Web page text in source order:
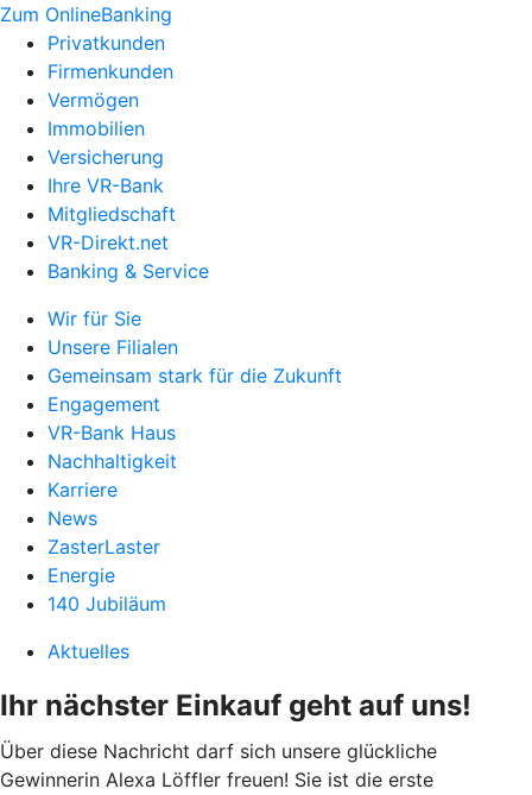
Zum OnlineBanking
Privatkunden
Firmenkunden
Vermögen
Immobilien
Versicherung
Ihre VR-Bank
Mitgliedschaft
VR-Direkt.net
Banking & Service
Wir für Sie
Unsere Filialen
Gemeinsam stark für die Zukunft
Engagement
VR-Bank Haus
Nachhaltigkeit
Karriere
News
ZasterLaster
Energie
140 Jubiläum
Aktuelles
Ihr nächster Einkauf geht auf uns!
Über diese Nachricht darf sich unsere glückliche
Gewinnerin Alexa Löffler freuen! Sie ist die erste